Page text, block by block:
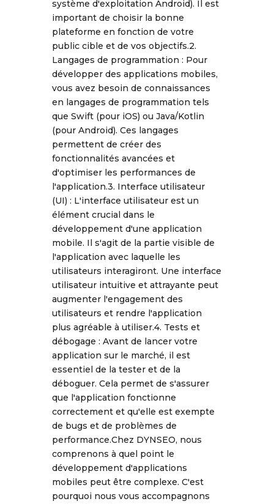
système d'exploitation Android). Il est
important de choisir la bonne
plateforme en fonction de votre
public cible et de vos objectifs.2.
Langages de programmation : Pour
développer des applications mobiles,
vous avez besoin de connaissances
en langages de programmation tels
que Swift (pour iOS) ou Java/Kotlin
(pour Android). Ces langages
permettent de créer des
fonctionnalités avancées et
d'optimiser les performances de
l'application.3. Interface utilisateur
(UI) : L'interface utilisateur est un
élément crucial dans le
développement d'une application
mobile. Il s'agit de la partie visible de
l'application avec laquelle les
utilisateurs interagiront. Une interface
utilisateur intuitive et attrayante peut
augmenter l'engagement des
utilisateurs et rendre l'application
plus agréable à utiliser.4. Tests et
débogage : Avant de lancer votre
application sur le marché, il est
essentiel de la tester et de la
déboguer. Cela permet de s'assurer
que l'application fonctionne
correctement et qu'elle est exempte
de bugs et de problèmes de
performance.Chez DYNSEO, nous
comprenons à quel point le
développement d'applications
mobiles peut être complexe. C'est
pourquoi nous vous accompagnons